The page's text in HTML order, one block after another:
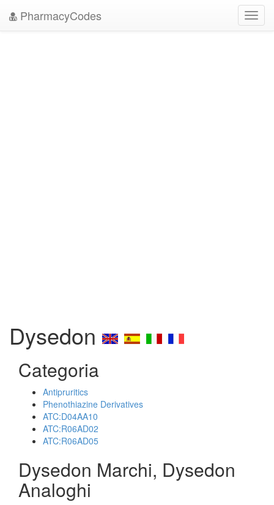
PharmacyCodes
Dysedon
Categoria
Antipruritics
Phenothiazine Derivatives
ATC:D04AA10
ATC:R06AD02
ATC:R06AD05
Dysedon Marchi, Dysedon
Analoghi